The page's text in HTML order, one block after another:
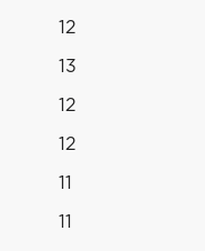
12
13
12
12
11
11